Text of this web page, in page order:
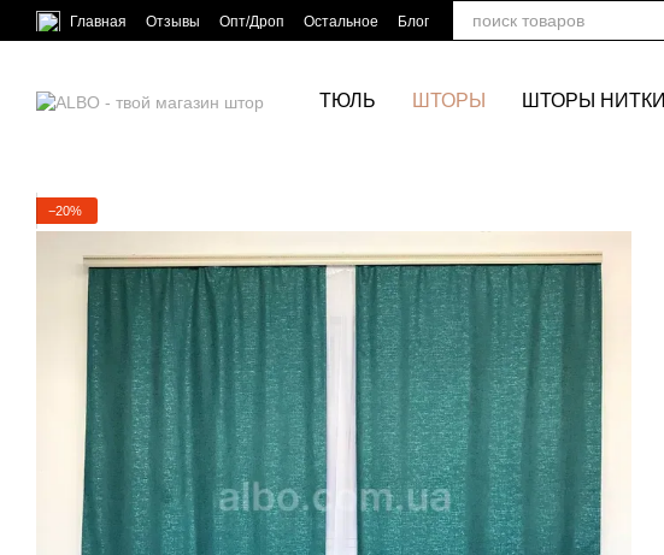
Перейти к основному контенту
Главная Отзывы Опт/Дроп Остальное Блог
ТЮЛЬ ШТОРЫ ШТОРЫ НИТКИ
−20%